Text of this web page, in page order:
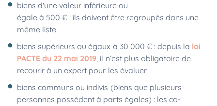
biens d'une valeur inférieure ou
égale à 500 € : ils doivent être regroupés dans une
même liste
biens supérieurs ou égaux à 30 000 € : depuis la loi
PACTE du 22 mai 2019, il n’est plus obligatoire de
recourir à un expert pour les évaluer
biens communs ou indivis (biens que plusieurs
personnes possèdent à parts égales) : les co-